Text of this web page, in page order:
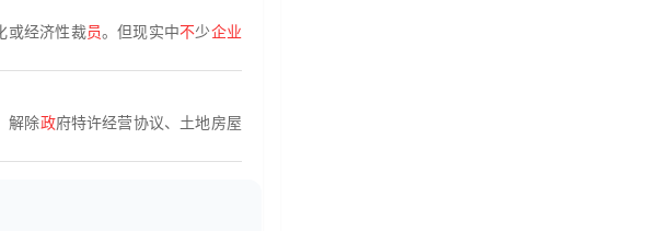
或经济性裁员。但现实中不少企业
解除政府特许经营协议、土地房屋